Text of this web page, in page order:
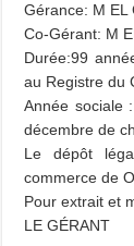
Gérance: M EL
Co-Gérant: M
Durée:99
au Registre du
Année sociale
décembre de
Le dépôt
commerce de
Pour extrait et
LE GÉRANT